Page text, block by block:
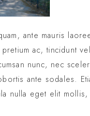
ante mauris
ac, tincidunt
nunc, nec
ante sodales.
nulla eget elit mollis,